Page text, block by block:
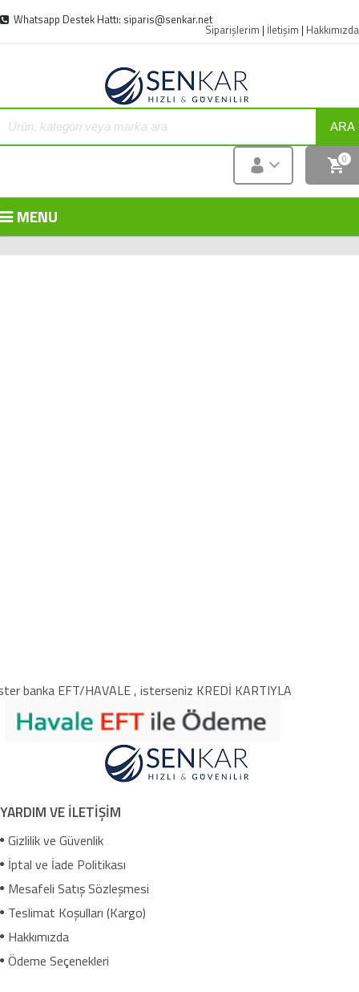
Whatsapp Destek Hattı: siparis@senkar.net
Siparişlerim | İletişim | Hakkımızda
ARA
0
MENU
banka EFT/HAVALE , isterseniz KREDİ KARTIYLA
YARDIM VE İLETİŞİM
Gizlilik ve Güvenlik
İptal ve İade Politikası
Mesafeli Satış Sözleşmesi
Teslimat Koşulları (Kargo)
Hakkımızda
Ödeme Seçenekleri